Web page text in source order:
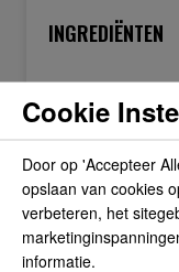
INGREDIËNTEN
OVER DE
ALLERGIEËN
Cookie
Door op 'Accepteer
opslaan van cookies
verbeteren, het
informatie.